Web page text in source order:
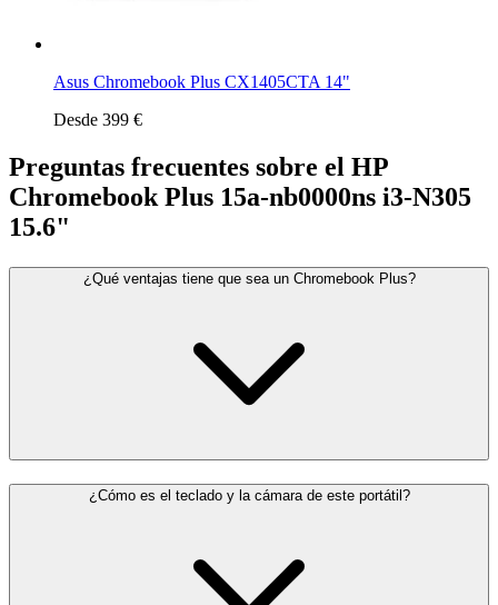
Asus Chromebook Plus CX1405CTA 14"
Desde 399 €
Preguntas frecuentes sobre el HP
Chromebook Plus 15a-nb0000ns i3-N305
15.6"
¿Qué ventajas tiene que sea un Chromebook Plus?
¿Cómo es el teclado y la cámara de este portátil?